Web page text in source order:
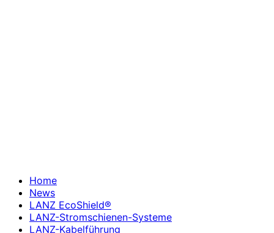
Home
News
LANZ EcoShield®
LANZ-Stromschienen-Systeme
LANZ-Kabelführung